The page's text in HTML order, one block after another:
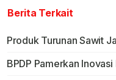
Berita Terkait
Produk Turunan Sawit
BPDP Pamerkan